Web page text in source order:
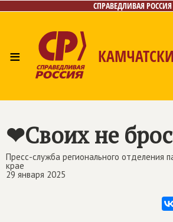
СПРАВЕДЛИВАЯ РОССИЯ
≡
Контакты
❤Своих не
Пресс-служба регионального отделения
крае
29 января 2025